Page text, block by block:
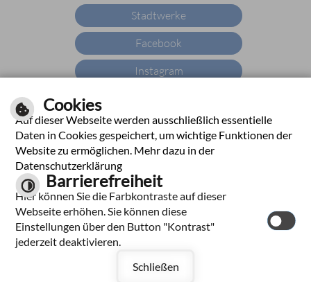
Stadtwerke
Facebook
Instagram
X
YouTube
WhatsApp
Impressum|Hilfe|Inhalt
Cookies
Auf dieser Webseite werden ausschließlich essentielle
Daten in Cookies gespeichert, um wichtige Funktionen der
Website zu ermöglichen. Mehr dazu in der
Datenschutzerklärung
Barrierefreiheit
Hier können Sie die Farbkontraste auf dieser
Webseite erhöhen. Sie können diese
Einstellungen über den Button "Kontrast"
jederzeit deaktivieren.
Schließen